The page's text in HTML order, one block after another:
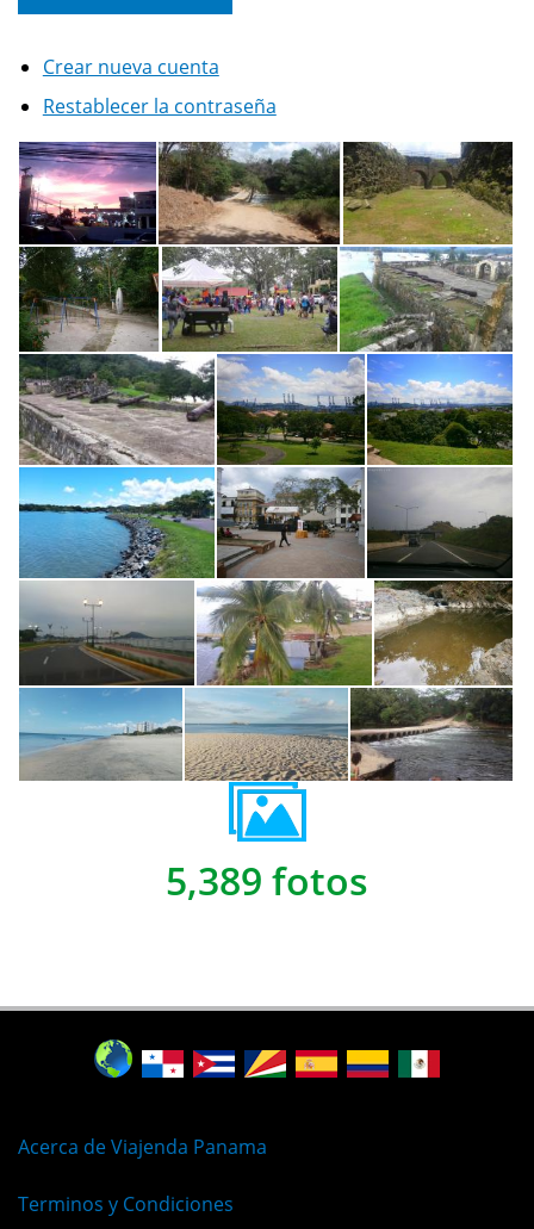
Crear nueva cuenta
Restablecer la contraseña
5,389 fotos
Acerca de Viajenda Panama
Terminos y Condiciones